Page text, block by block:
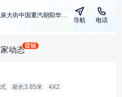
辽宁省朝阳市龙城区七道泉子镇龙泉大街中国重汽朝阳华顺品牌专营
导航 电话
动态
箱长3.85米 4X2